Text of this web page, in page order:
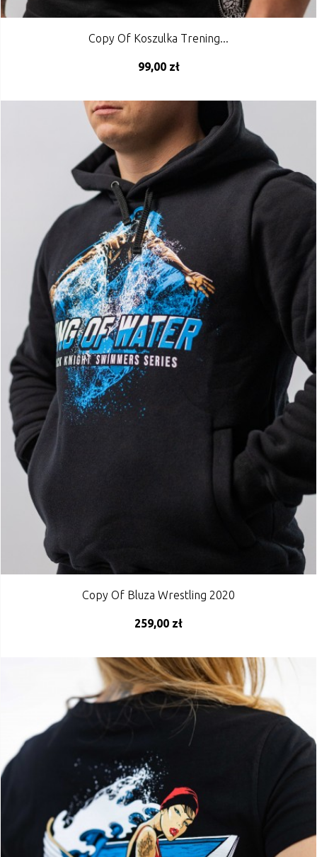
Copy Of Koszulka Trening...
99,00 zł
Copy Of Bluza Wrestling 2020
259,00 zł